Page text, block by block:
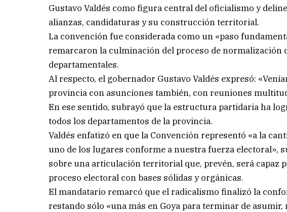
Gustavo Valdés como figura central del oficialismo y
alianzas, candidaturas y su construcción territorial.
La convención fue considerada como un «paso
remarcaron la culminación del proceso de normalización
departamentales.
Al respecto, el gobernador Gustavo Valdés expresó:
provincia con asunciones también, con reuniones
En ese sentido, subrayó que la estructura partidaria ha
todos los departamentos de la provincia.
Valdés enfatizó en que la Convención representó «a la
uno de los lugares conforme a nuestra fuerza electoral»,
sobre una articulación territorial que, prevén, será capaz
proceso electoral con bases sólidas y orgánicas.
El mandatario remarcó que el radicalismo finalizó la
restando sólo «una más en Goya para terminar de